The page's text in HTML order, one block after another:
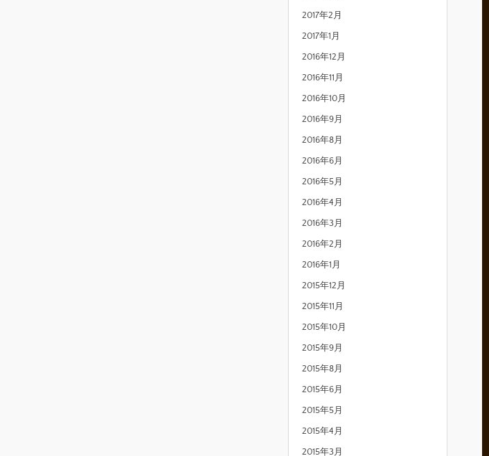
2017年2月
2017年1月
2016年12月
2016年11月
2016年10月
2016年9月
2016年8月
2016年6月
2016年5月
2016年4月
2016年3月
2016年2月
2016年1月
2015年12月
2015年11月
2015年10月
2015年9月
2015年8月
2015年6月
2015年5月
2015年4月
2015年3月